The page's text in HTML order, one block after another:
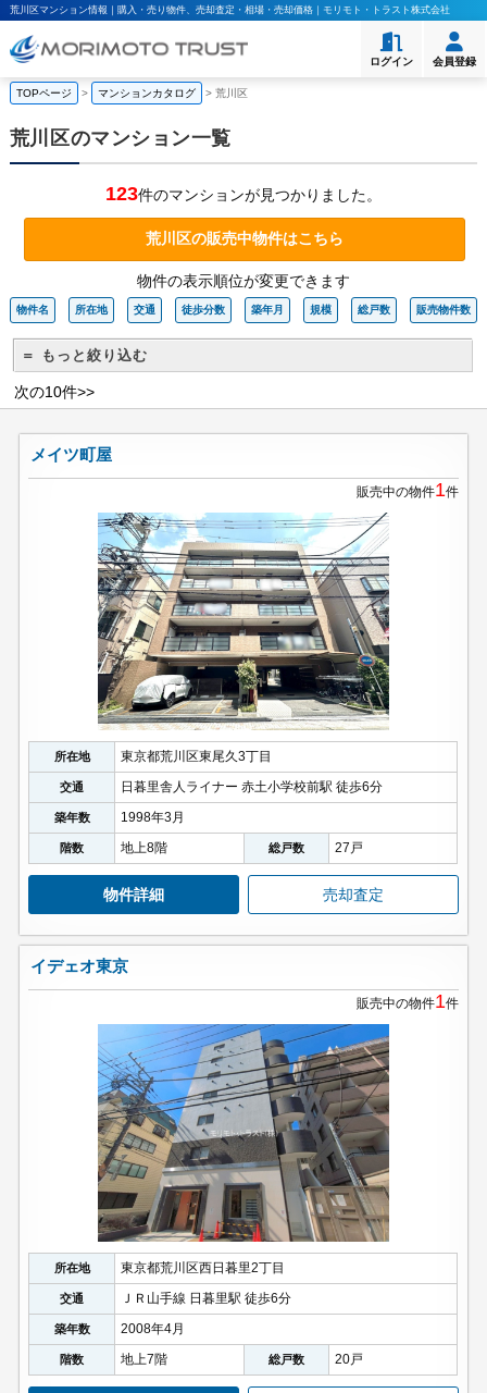
荒川区マンション情報｜購入・売り物件、売却査定・相場・売却価格｜モリモト・トラスト株式会社
ログイン 会員登録
TOPページ > マンションカタログ > 荒川区
荒川区のマンション一覧
123件のマンションが見つかりました。
荒川区の販売中物件はこちら
物件の表示順位が変更できます
物件名 所在地 交通 徒歩分数 築年月 規模 総戸数 販売物件数
＝ もっと絞り込む
次の10件>>
メイツ町屋
販売中の物件1件
所在地 東京都荒川区東尾久3丁目
交通 日暮里舎人ライナー 赤土小学校前駅 徒歩6分
築年数 1998年3月
階数 地上8階 総戸数 27戸
物件詳細 売却査定
イデェオ東京
販売中の物件1件
所在地 東京都荒川区西日暮里2丁目
交通 ＪＲ山手線 日暮里駅 徒歩6分
築年数 2008年4月
階数 地上7階 総戸数 20戸